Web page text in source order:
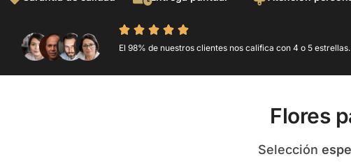
El 98% de nuestros clientes nos califica con 4 o 5 estrellas.
Flores
Selección